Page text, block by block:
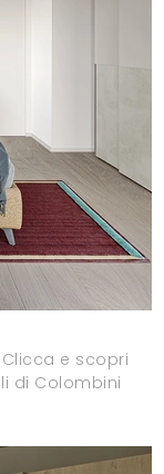
e scopri
di Colombini